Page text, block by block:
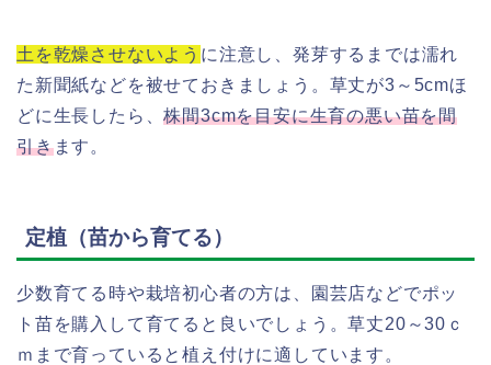
土を乾燥させないよう に注意し、発芽するまでは濡れ
た新聞紙などを被せておきましょう。草丈が3～5cmほ
どに生長したら、株間3cmを目安に生育の悪い苗を間
引きます。
定植（苗から育てる）
少数育てる時や栽培初心者の方は、園芸店などでポッ
ト苗を購入して育てると良いでしょう。草丈20～30ｃ
ｍまで育っていると植え付けに適しています。